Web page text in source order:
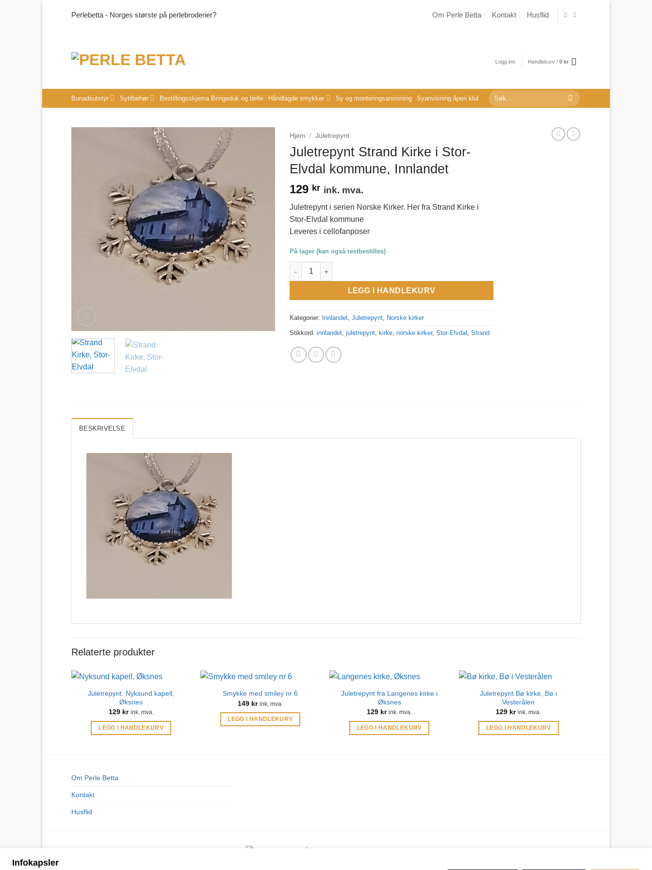
Infokapsler
Perlebetta - Norges største på perlebroderier? Om Perle Betta Kontakt Husflid
Logg inn Handlekurv / 0 kr
Bunadsutstyr Sytilbehør Bestillingsskjema Bringeduk og belte Håndlagde smykker Sy og monteringsanvisning Syanvisning åpen klut
Søk
etter:
Hjem / Juletrepynt
Juletrepynt Strand Kirke i Stor-
Elvdal kommune, Innlandet
129 kr ink. mva.
Juletrepynt i serien Norske Kirker. Her fra Strand Kirke i
Stor-Elvdal kommune
Leveres i cellofanposer
På lager (kan også restbestilles)
Juletrepynt Strand Kirke i Stor-Elvdal kommune, Innlandet antall
LEGG I HANDLEKURV
Kategorier: Innlandet Juletrepynt Norske kirker
Stikkord: innlandet juletrepynt kirke norske kirker, Stor-Elvdal Strand
BESKRIVELSE
Relaterte produkter
Juletrepynt. Nyksund kapell,
Øksnes
129 kr ink. mva.
LEGG I HANDLEKURV
Smykke med smiley nr 6
149 kr ink. mva.
LEGG I HANDLEKURV
Juletrepynt fra Langenes kirke i
Øksnes
129 kr ink. mva.
LEGG I HANDLEKURV
Juletrepynt Bø kirke, Bø i
Vesterålen
129 kr ink. mva.
LEGG I HANDLEKURV
Om Perle Betta
Kontakt
Husflid